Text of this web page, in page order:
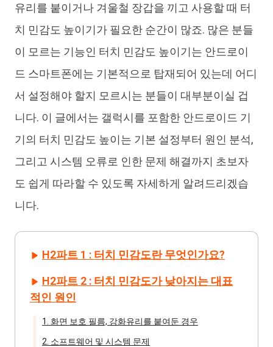
유리를 붙이거나 겨울철 장갑을 끼고 사용할 때 터
치 민감도 높이기가 필요한 순간이 많죠. 많은 분들
이 모르는 기능인 터치 민감도 높이기는 안드로이
드 스마트폰에는 기본적으로 탑재되어 있는데 어디
서 설정해야 할지 모르시는 분들이 대부분이실 겁
니다. 이 글에서는 갤럭시를 포함한 안드로이드 기
기의 터치 민감도 높이는 기본 설정부터 원인 분석,
그리고 시스템 오류로 인한 문제 해결까지 초보자
도 쉽게 따라할 수 있도록 자세하게 알려드리겠습
니다.
H2파트 1 : 터치 민감도란 무엇인가요?
H2파트 2 : 터치 민감도가 낮아지는 대표
적인 원인
1. 화면 보호 필름, 강화유리를 붙여둔 경우
2. 소프트웨어 및 시스템 문제